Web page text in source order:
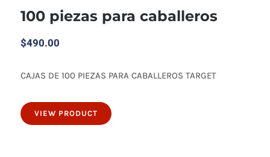
100 piezas para caballeros
100 piezas para caballeros
$490.00
CAJAS DE 100 PIEZAS PARA CABALLEROS TARGET
VIEW PRODUCT